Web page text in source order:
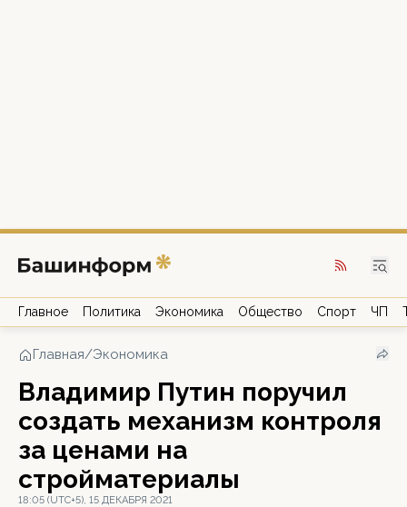
Главное Политика Экономика Общество Спорт ЧП
Главная/Экономика
Владимир Путин поручил
создать механизм контроля
за ценами на
стройматериалы
18:05 (UTC+5), 15 ДЕКАБРЯ 2021